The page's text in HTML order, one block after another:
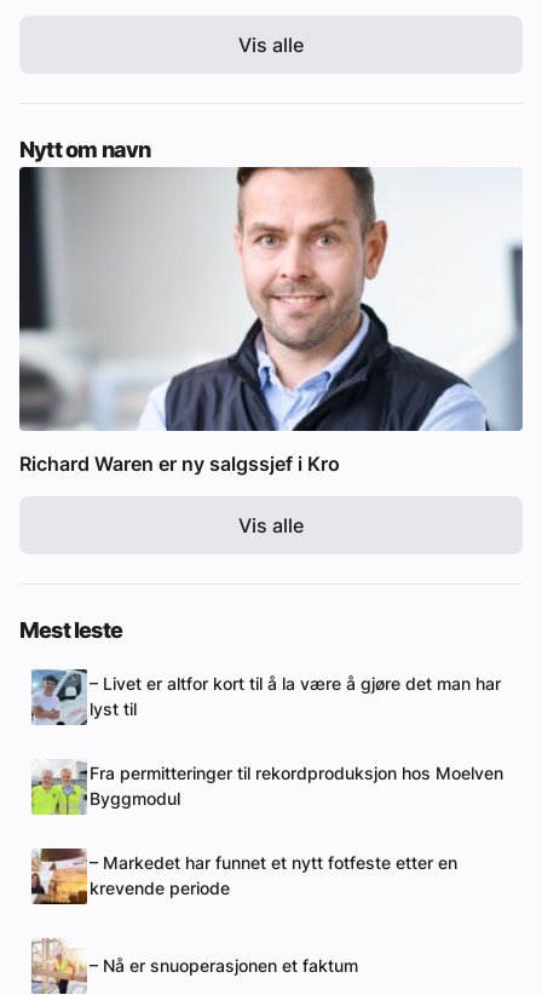
Vis alle
Nytt om navn
Richard Waren er ny salgssjef i Kro
Vis alle
Mest leste
– Livet er altfor kort til å la være å gjøre det man har
lyst til
Fra permitteringer til rekordproduksjon hos Moelven
Byggmodul
– Markedet har funnet et nytt fotfeste etter en
krevende periode
– Nå er snuoperasjonen et faktum